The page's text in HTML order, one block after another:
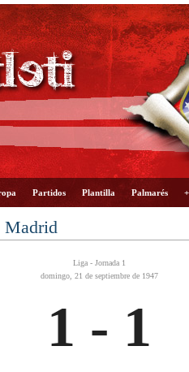
Partidos Plantilla Palmarés
Madrid
Liga - Jornada 1
domingo, 21 de septiembre de 1947
1 - 1